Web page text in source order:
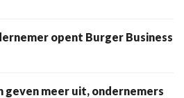
opent Burger Business
geven meer uit, ondernemers